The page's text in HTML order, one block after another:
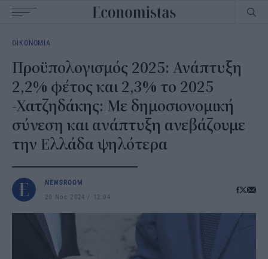
navigation
ΟΙΚΟΝΟΜΙΑ
Προϋπολογισμός 2025: Ανάπτυξη
2,2% φέτος και 2,3% το 2025
-Χατζηδάκης: Με δημοσιονομική
σύνεση και ανάπτυξη ανεβάζουμε
την Ελλάδα ψηλότερα
NEWSROOM
20 Νοε 2024
12:04